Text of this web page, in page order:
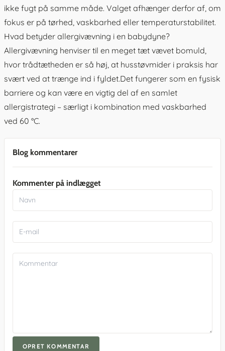
ikke fugt på samme måde. Valget afhænger derfor af, om
fokus er på tørhed, vaskbarhed eller temperaturstabilitet.
Hvad betyder allergivævning i en babydyne?
Allergivævning henviser til en meget tæt vævet bomuld,
hvor trådtætheden er så høj, at husstøvmider i praksis har
svært ved at trænge ind i fyldet.Det fungerer som en fysisk
barriere og kan være en vigtig del af en samlet
allergistrategi – særligt i kombination med vaskbarhed
ved 60 °C.
Blog kommentarer
Kommenter på indlægget
OPRET KOMMENTAR